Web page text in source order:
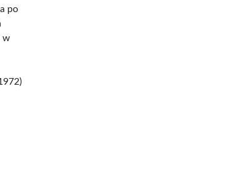
po
w